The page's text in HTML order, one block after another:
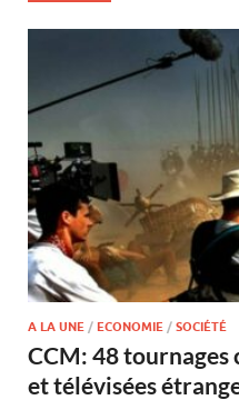
A LA UNE / ECONOMIE / SOCIÉTÉ
CCM: 48
et télévisées